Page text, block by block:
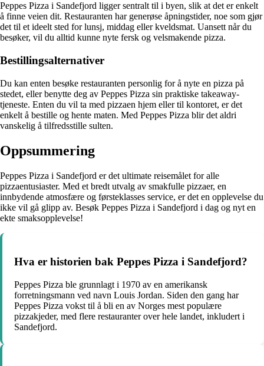
Peppes Pizza i Sandefjord ligger sentralt til i byen, slik at det er enkelt
å finne veien dit. Restauranten har generøse åpningstider, noe som gjør
det til et ideelt sted for lunsj, middag eller kveldsmat. Uansett når du
besøker, vil du alltid kunne nyte fersk og velsmakende pizza.
Bestillingsalternativer
Du kan enten besøke restauranten personlig for å nyte en pizza på
stedet, eller benytte deg av Peppes Pizza sin praktiske takeaway-
tjeneste. Enten du vil ta med pizzaen hjem eller til kontoret, er det
enkelt å bestille og hente maten. Med Peppes Pizza blir det aldri
vanskelig å tilfredsstille sulten.
Oppsummering
Peppes Pizza i Sandefjord er det ultimate reisemålet for alle
pizzaentusiaster. Med et bredt utvalg av smakfulle pizzaer, en
innbydende atmosfære og førsteklasses service, er det en opplevelse du
ikke vil gå glipp av. Besøk Peppes Pizza i Sandefjord i dag og nyt en
ekte smaksopplevelse!
Hva er historien bak Peppes Pizza i Sandefjord?
Peppes Pizza ble grunnlagt i 1970 av en amerikansk
forretningsmann ved navn Louis Jordan. Siden den gang har
Peppes Pizza vokst til å bli en av Norges mest populære
pizzakjeder, med flere restauranter over hele landet, inkludert i
Sandefjord.